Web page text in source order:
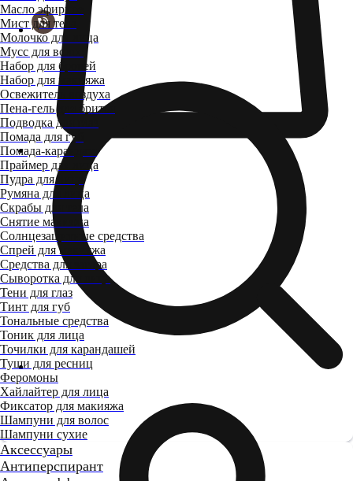
Масло эфирное
Мист для тела
Молочко для лица
Мусс для волос
Набор для бровей
Набор для макияжа
Освежитель воздуха
Пена-гель для бритья
Подводка для глаз
Помада для губ
Помада-карандаш
Праймер для лица
Пудра для лица
Румяна для лица
Скрабы для тела
Снятие макияжа
Солнцезащитные средства
Спрей для макияжа
Средства для загара
Сыворотка для лица
Тени для глаз
Тинт для губ
Тональные средства
Тоник для лица
Точилки для карандашей
Туши для ресниц
Феромоны
Хайлайтер для лица
Фиксатор для макияжа
Шампуни для волос
Шампуни сухие
Аксессуары
Антиперспирант